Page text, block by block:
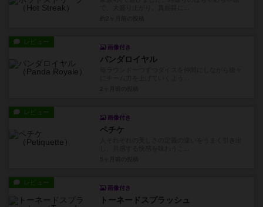
レビュー
画像付き
パンダロイヤル
レビュー
画像付き
ペチケ
レビュー
画像付き
トーネードスプラッシュ